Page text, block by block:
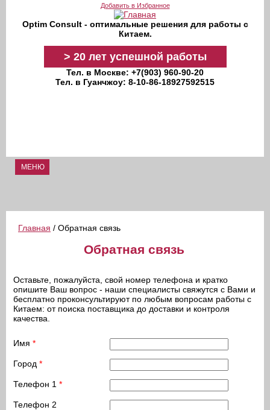
Перейти к основному содержаниюДобавить в Избранное
Optim Consult - оптимальные решения для работы с
Китаем.
> 20 летуспешной работы
Тел. в Москве: +7(903) 960-90-20
Тел. в Гуанчжоу: 8-10-86-18927592515
МЕНЮ
Главная / Обратная связь
Обратная связь
Оставьте, пожалуйста, свой номер телефона и кратко
опишите Ваш вопрос - наши специалисты свяжутся с Вами и
бесплатно проконсультируют по любым вопросам работы с
Китаем: от поиска поставщика до доставки и контроля
качества.
Имя *
Город *
Телефон 1 *
Телефон 2